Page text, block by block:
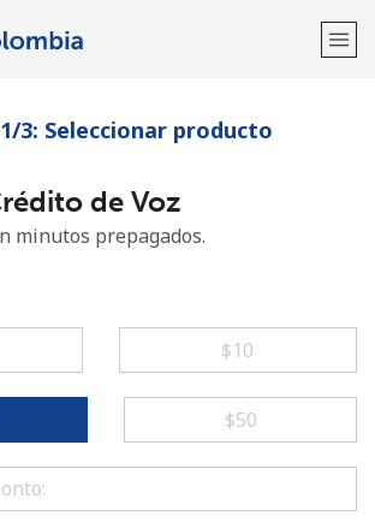
¡Bienvenido!
una cuenta?Inicia sesión →
3: Seleccionar producto
de Voz
minutos prepagados.
⁦$10⁩
⁦$50⁩